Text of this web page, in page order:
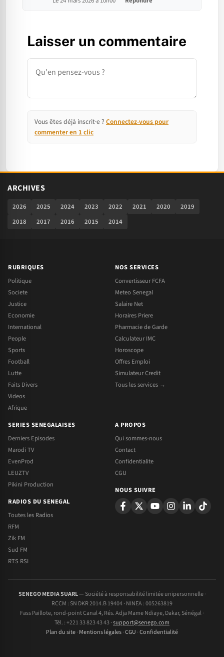
Laisser un commentaire
Commentaire
Vous êtes déjà inscrit·e ? Connectez-vous pour
commenter en 1 clic
ARCHIVES
2026 2025 2024 2023 2022 2021 2020
2019
2018
2017 2016 2015 2014
RUBRIQUES
Politique
Societe
Justice
Economie
International
People
Sports
Football
Lutte
Faits Divers
Videos
Afrique
NOS SERVICES
Convertisseur FCFA
Meteo Senegal
Salaire Net
Horaires Priere
Pharmacie de Garde
Calculateur IMC
Horoscope
Offres Emploi
Simulateur Credit
Tous les services →
SERIES SENEGALAISES
Derniers Episodes
Marodi TV
EvenProd
LEUZTV
Pikini Production
RADIOS DU SENEGAL
Toutes les Radios
RFM
Zik FM
Sud FM
RTS RSI
A PROPOS
Qui sommes-nous
Contact
Confidentialite
CGU
NOUS SUIVRE
SENEGO MEDIA SUARL— Société à responsabilité limitée unipersonnelle ·
RCCM : SN DKR 2014.B 19404 · NINEA : 005263819
Fass Paillote, rond-point Canal 4, Rés. Adja Mame Ndiaye, Dakar, Sénégal ·
Tél. : +221 33 823 43 43 ·support@senego.com
Plan du site· Mentions légales·CGU ·Confidentialité